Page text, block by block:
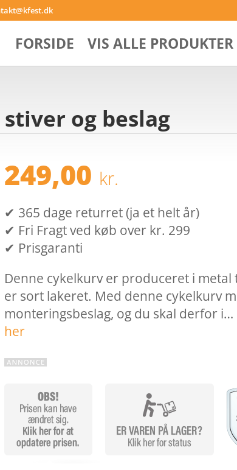
FORSIDE VIS ALLE PRODUKTER
og beslag
249,00 kr.
✔ 365 dage returret (ja et helt år)
✔ Fri Fragt ved køb over kr. 299
✔ Prisgaranti
Denne cykelkurv er produceret i metal
er sort lakeret. Med denne cykelkurv
monteringsbeslag, og du skal derfor
her